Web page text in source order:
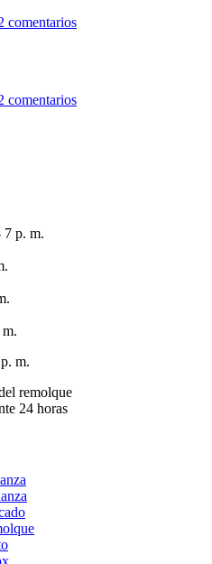
comentarios
comentarios
7 p. m.
m.
remolque
24 horas